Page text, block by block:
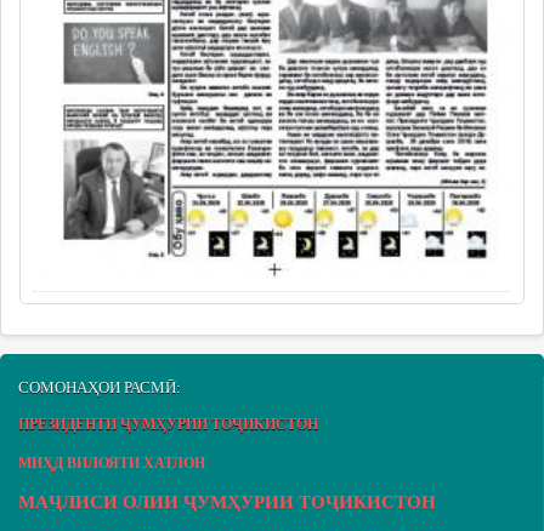
СОМОНАҲОИ РАСМӢ:
ПРЕЗИДЕНТИ ҶУМҲУРИИ ТОҶИКИСТОН
МИҲД ВИЛОЯТИ ХАТЛОН
МАҶЛИСИ ОЛИИ ҶУМҲУРИИ ТОҶИКИСТОН